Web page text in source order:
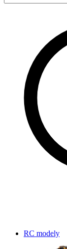
RC modely